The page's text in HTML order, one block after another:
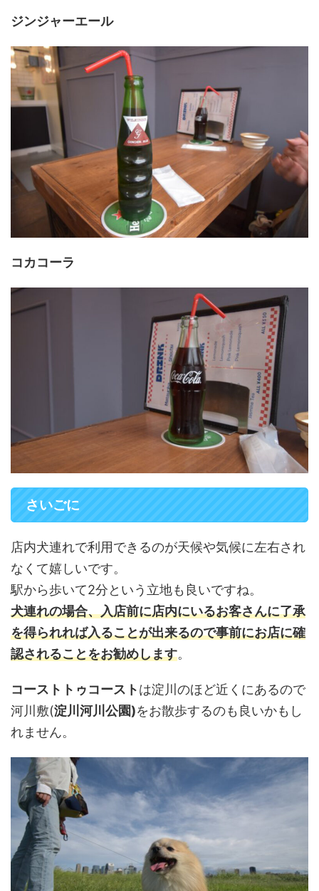
ジンジャーエール
コカコーラ
さいごに
店内犬連れで利用できるのが天候や気候に左右され
なくて嬉しいです。
駅から歩いて2分という立地も良いですね。
犬連れの場合、入店前に店内にいるお客さんに了承
を得られれば入ることが出来るので事前にお店に確
認されることをお勧めします。
コーストトゥコーストは淀川のほど近くにあるので
河川敷(淀川河川公園)をお散歩するのも良いかもし
れません。